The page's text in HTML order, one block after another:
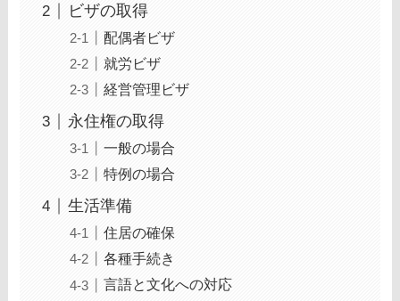
ビザの取得
配偶者ビザ
就労ビザ
経営管理ビザ
永住権の取得
一般の場合
特例の場合
生活準備
住居の確保
各種手続き
言語と文化への対応